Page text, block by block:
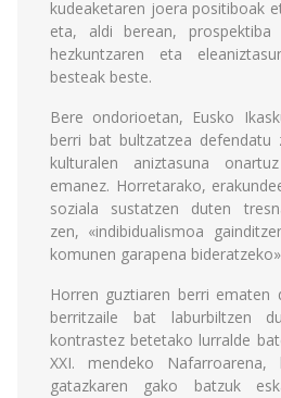
kudeaketaren joera positiboak
eta, aldi berean, prospektiba
hezkuntzaren eta
besteak beste.
Bere ondorioetan, Eusko
berri bat bultzatzea defendatu
kulturalen aniztasuna
emanez. Horretarako,
soziala sustatzen duten
zen, «indibidualismoa
komunen garapena
Horren guztiaren berri
berritzaile bat laburbiltzen
kontrastez betetako lurralde
XXI. mendeko
gatazkaren gako batzuk